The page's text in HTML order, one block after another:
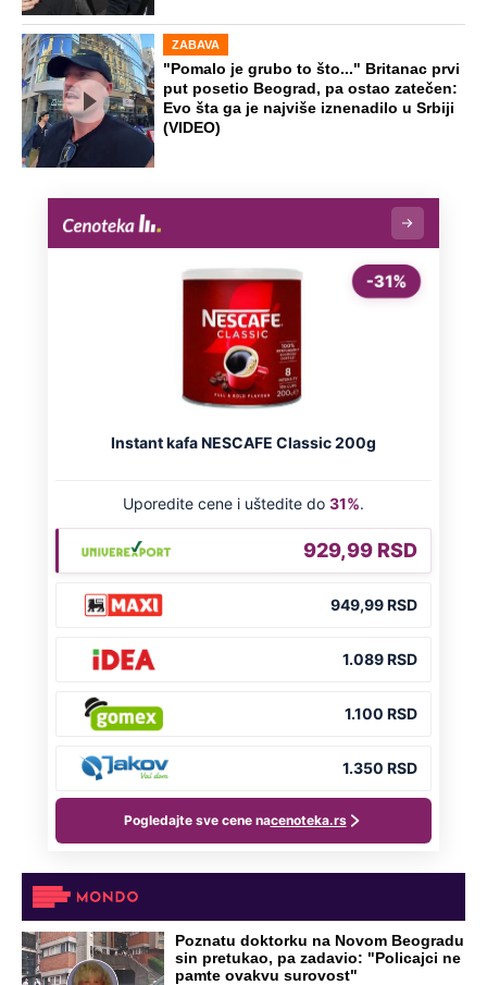
ZABAVA
"Pomalo je grubo to što..." Britanac prvi
put posetio Beograd, pa ostao zatečen:
Evo šta ga je najviše iznenadilo u Srbiji
(VIDEO)
Poznatu doktorku na Novom Beogradu
sin pretukao, pa zadavio: "Policajci ne
pamte ovakvu surovost"